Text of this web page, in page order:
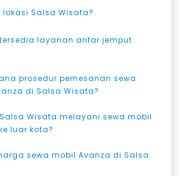
lokasi Salsa Wisata?
layanan antar jemput
prosedur pemesanan sewa
di Salsa Wisata?
Wisata melayani sewa mobil
luar kota?
sewa mobil Avanza di Salsa